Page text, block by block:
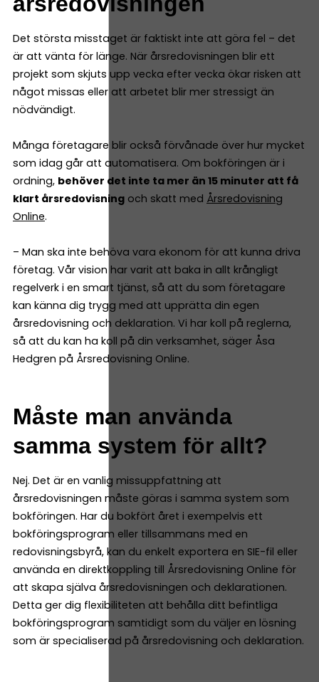
Det största misstaget är faktiskt inte att göra fel – det
är att vänta för länge. När årsredovisningen blir ett
projekt som skjuts upp vecka efter vecka ökar risken att
något missas eller att arbetet blir mer stressigt än
nödvändigt.
Många företagare blir också förvånade över hur mycket
som idag går att automatisera. Om bokföringen är i
ordning, behöver det inte ta mer än 15 minuter att få
klart årsredovisning och skatt med Årsredovisning
Online.
– Man ska inte behöva vara ekonom för att kunna driva
företag. Vår vision har varit att baka in allt krångligt
regelverk i en smart tjänst, så att du som företagare
kan känna dig trygg med att upprätta din egen
årsredovisning och deklaration. Vi har koll på reglerna,
så att du kan ha koll på din verksamhet, säger Åsa
Hedgren på Årsredovisning Online.
Måste man använda
samma system för allt?
Nej. Det är en vanlig missuppfattning att
årsredovisningen måste göras i samma system som
bokföringen. Har du bokfört året i exempelvis ett
bokföringsprogram eller tillsammans med en
redovisningsbyrå, kan du enkelt exportera en SIE-fil eller
använda en direktkoppling till Årsredovisning Online för
att skapa själva årsredovisningen och deklarationen.
Detta ger dig flexibiliteten att behålla ditt befintliga
bokföringsprogram samtidigt som du väljer en lösning
som är specialiserad på årsredovisning och deklaration.